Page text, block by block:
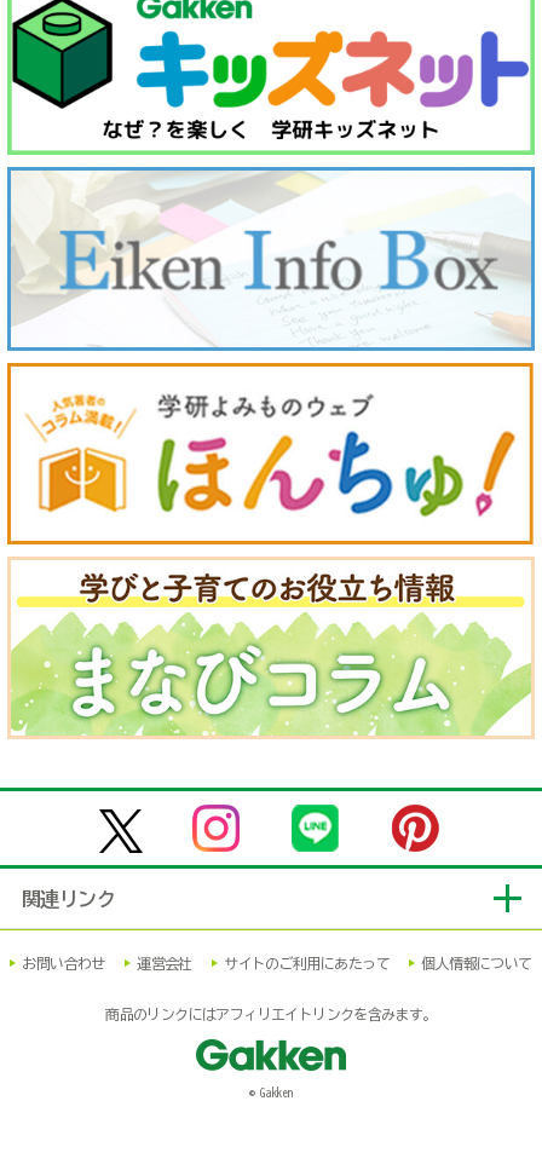
関連リンク
お問い合わせ 運営会社 サイトのご利用にあたって 個人情報について
商品のリンクにはアフィリエイトリンクを含みます。
© Gakken